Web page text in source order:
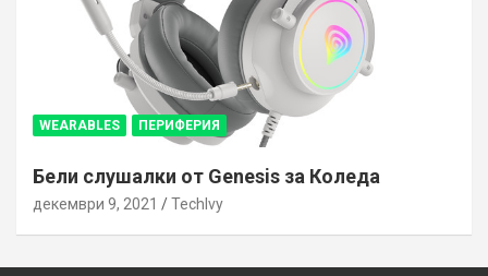
WEARABLES ПЕРИФЕРИЯ
Бели слушалки от Genesis за Коледа
декември 9, 2021 TechIvy